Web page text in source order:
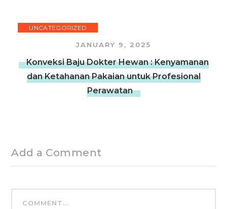
UNCATEGORIZED
JANUARY 9, 2025
Konveksi Baju Dokter Hewan : Kenyamanan
dan Ketahanan Pakaian untuk Profesional
Perawatan
Add a Comment